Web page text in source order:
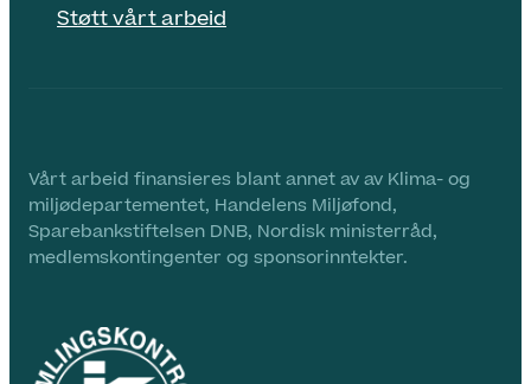
Støtt vårt arbeid
Vårt arbeid finansieres blant annet av av Klima- og
miljødepartementet, Handelens Miljøfond,
Sparebankstiftelsen DNB, Nordisk ministerråd,
medlemskontingenter og sponsorinntekter.